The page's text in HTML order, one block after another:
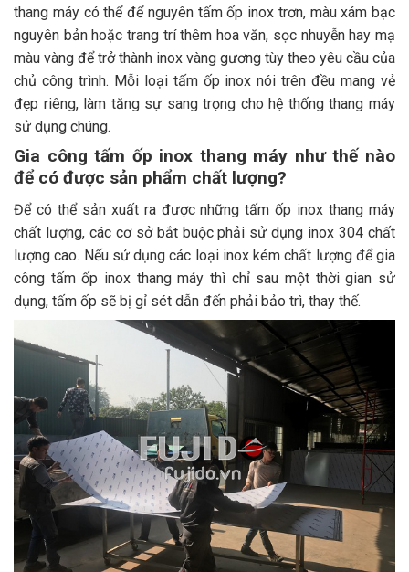
thang máy có thể để nguyên tấm ốp inox trơn, màu xám bạc
nguyên bản hoặc trang trí thêm hoa văn, sọc nhuyễn hay mạ
màu vàng để trở thành inox vàng gương tùy theo yêu cầu của
chủ công trình. Mỗi loại tấm ốp inox nói trên đều mang vẻ
đẹp riêng, làm tăng sự sang trọng cho hệ thống thang máy
sử dụng chúng.
Gia công tấm ốp inox thang máy như thế nào
để có được sản phẩm chất lượng?
Để có thể sản xuất ra được những tấm ốp inox thang máy
chất lượng, các cơ sở bắt buộc phải sử dụng inox 304 chất
lượng cao. Nếu sử dụng các loại inox kém chất lượng để gia
công tấm ốp inox thang máy thì chỉ sau một thời gian sử
dụng, tấm ốp sẽ bị gỉ sét dẫn đến phải bảo trì, thay thế.